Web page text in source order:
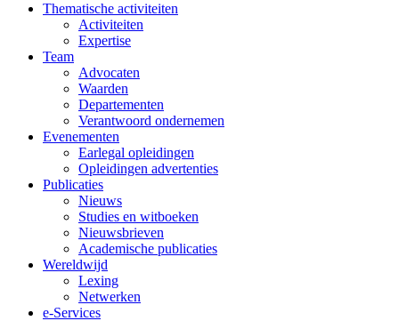
Thematische activiteiten
Activiteiten
Expertise
Team
Advocaten
Waarden
Departementen
Verantwoord ondernemen
Evenementen
Earlegal opleidingen
Opleidingen advertenties
Publicaties
Nieuws
Studies en witboeken
Nieuwsbrieven
Academische publicaties
Wereldwijd
Lexing
Netwerken
e-Services